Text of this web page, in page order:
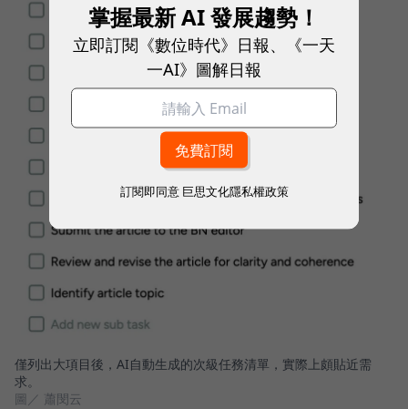
僅列出大項目後，AI自動生成的次級任務清單，實際上頗貼近需
求。
圖／ 蕭閔云
掌握最新 AI 發展趨勢！
立即訂閱《數位時代》日報、《一天
一AI》圖解日報
訂閱即同意 巨思文化隱私權政策